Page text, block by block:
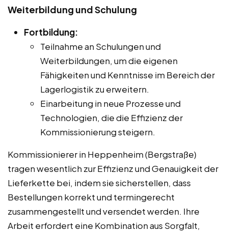
Weiterbildung und Schulung
Fortbildung:
Teilnahme an Schulungen und
Weiterbildungen, um die eigenen
Fähigkeiten und Kenntnisse im Bereich der
Lagerlogistik zu erweitern.
Einarbeitung in neue Prozesse und
Technologien, die die Effizienz der
Kommissionierung steigern.
Kommissionierer in Heppenheim (Bergstraße)
tragen wesentlich zur Effizienz und Genauigkeit der
Lieferkette bei, indem sie sicherstellen, dass
Bestellungen korrekt und termingerecht
zusammengestellt und versendet werden. Ihre
Arbeit erfordert eine Kombination aus Sorgfalt,